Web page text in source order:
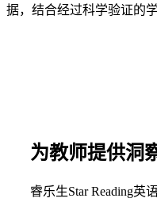
据，结合经过科学验证的
为教师提供洞
睿乐生Star Reading英